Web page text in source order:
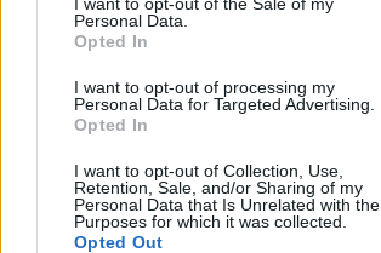
Personal Data.
Opted In
I want to opt-out of processing my
Personal Data for Targeted Advertising.
Opted In
I want to opt-out of Collection, Use,
Retention, Sale, and/or Sharing of my
Personal Data that Is Unrelated with the
Purposes for which it was collected.
Opted Out